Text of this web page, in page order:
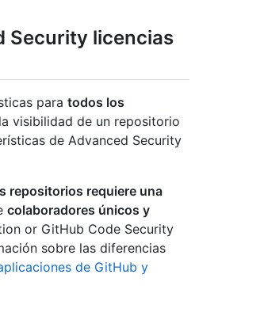
Security licencias
para todos los
visibilidad de un repositorio
de Advanced Security
repositorios requiere una
colaboradores únicos y
or GitHub Code Security
sobre las diferencias
de GitHub y